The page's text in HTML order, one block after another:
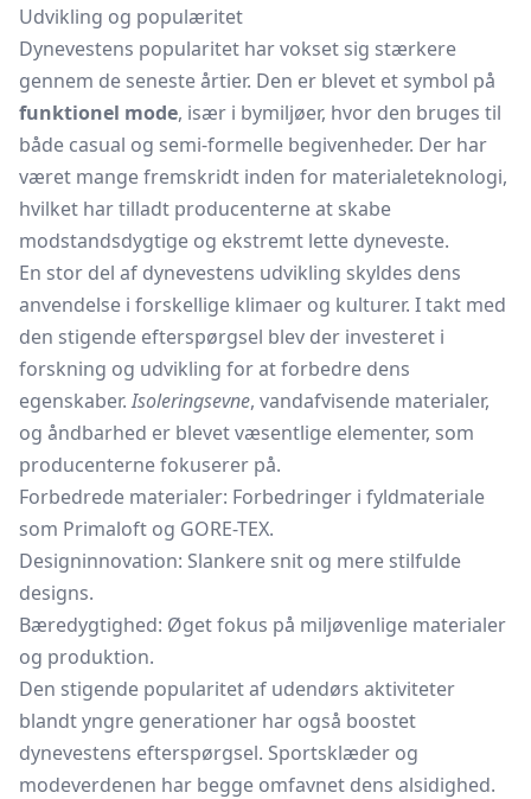
Udvikling og populæritet
Dynevestens popularitet har vokset sig stærkere
gennem de seneste årtier. Den er blevet et symbol på
funktionel mode, især i bymiljøer, hvor den bruges til
både casual og semi-formelle begivenheder. Der har
været mange fremskridt inden for materialeteknologi,
hvilket har tilladt producenterne at skabe
modstandsdygtige og ekstremt lette dyneveste.
En stor del af dynevestens udvikling skyldes dens
anvendelse i forskellige klimaer og kulturer. I takt med
den stigende efterspørgsel blev der investeret i
forskning og udvikling for at forbedre dens
egenskaber.Isoleringsevne, vandafvisende materialer,
og åndbarhed er blevet væsentlige elementer, som
producenterne fokuserer på.
Forbedrede materialer: Forbedringer i fyldmateriale
som Primaloft og GORE-TEX.
Designinnovation: Slankere snit og mere stilfulde
designs.
Bæredygtighed: Øget fokus på miljøvenlige materialer
og produktion.
Den stigende popularitet af udendørs aktiviteter
blandt yngre generationer har også boostet
dynevestens efterspørgsel. Sportsklæder og
modeverdenen har begge omfavnet dens alsidighed.